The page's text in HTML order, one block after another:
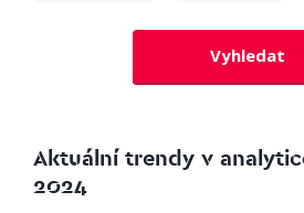
Vyhledat
Aktuální trendy v
2024